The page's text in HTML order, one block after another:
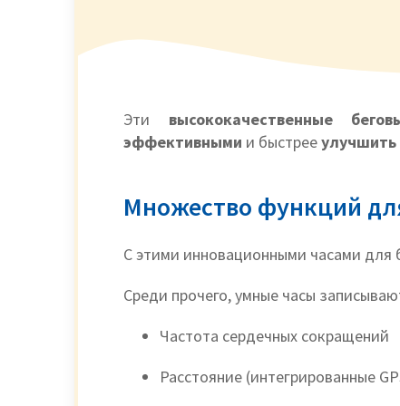
Эти высококачественные
эффективными и быстрееулучшить
Множество функций
С этими инновационными часами для
Среди прочего, умные часы
Частота сердечных сокращений
Расстояние (интегрированные